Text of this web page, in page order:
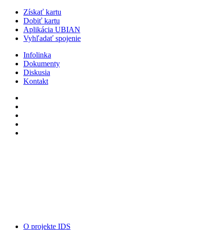
Získať kartu
Dobiť kartu
Aplikácia UBIAN
Vyhľadať spojenie
Infolinka
Dokumenty
Diskusia
Kontakt
O projekte IDS